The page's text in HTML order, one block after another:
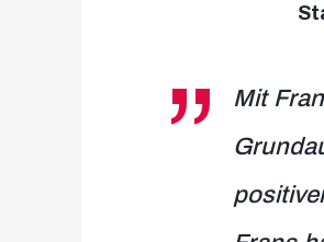
Mit